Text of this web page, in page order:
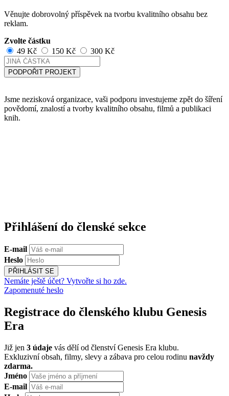
Věnujte dobrovolný příspěvek na tvorbu kvalitního obsahu bez
reklam.
Zvolte částku
49 Kč
150 Kč 300 Kč
PODPOŘIT PROJEKT
Jsme nezisková organizace, vaši podporu investujeme zpět do šíření
povědomí, znalostí a tvorby kvalitního obsahu, filmů a publikaci
knih.
Přihlášení do členské sekce
E-mail
Heslo
PŘIHLÁSIT SE
Nemáte ještě účet? Vytvořte si ho zde.
Zapomenuté heslo
Registrace do členského klubu Genesis
Era
Již jen 3 údaje vás dělí od členství Genesis Era klubu.
Exkluzivní obsah, filmy, slevy a zábava pro celou rodinu navždy
zdarma.
Jméno
E-mail